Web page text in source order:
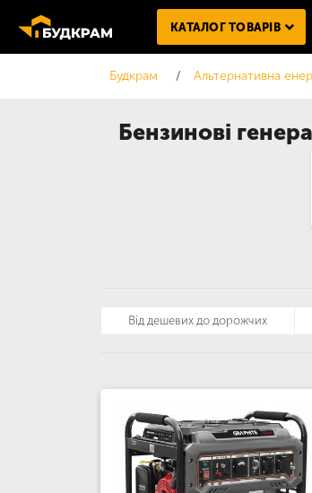
Бензинові
КАТАЛОГ ТОВАРІВ
Будкрам Альтернативна
Від дешевих до дорожчих